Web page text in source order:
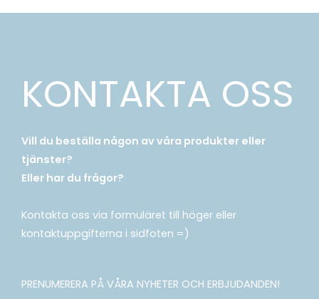
KONTAKTA OSS
Vill du beställa någon av våra produkter eller
tjänster?
Eller har du frågor?
Kontakta oss via formuläret till höger eller
kontaktuppgifterna i sidfoten =)
PRENUMERERA PÅ VÅRA NYHETER OCH ERBJUDANDEN!